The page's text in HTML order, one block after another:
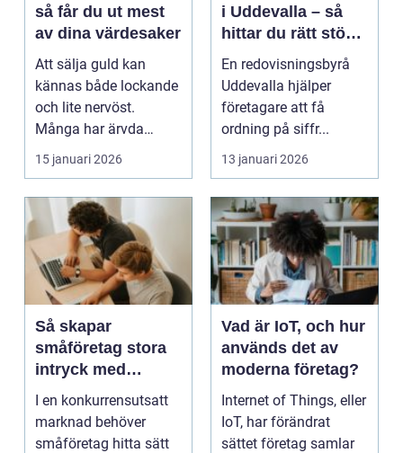
så får du ut mest
av dina värdesaker
Att sälja guld kan
kännas både lockande
och lite nervöst.
Många har ärvda
smycken, gamla
släktklenod...
15 januari 2026
i Uddevalla – så
hittar du rätt stöd
för företagets
ekonomi
En redovisningsbyrå
Uddevalla hjälper
företagare att få
ordning på siffr...
13 januari 2026
Så skapar
småföretag stora
intryck med
kreativ
marknadsföring
I en konkurrensutsatt
marknad behöver
småföretag hitta sätt
Vad är IoT, och hur
används det av
moderna företag?
Internet of Things, eller
IoT, har förändrat
sättet företag samlar